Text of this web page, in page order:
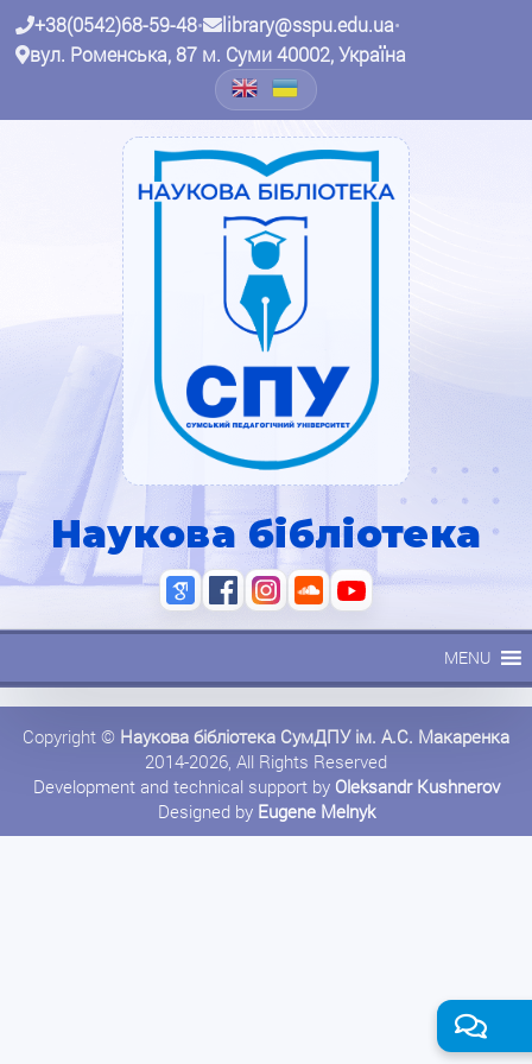
+38(0542)68-59-48• library@sspu.edu.ua•
вул. Роменська, 87 м. Суми 40002, Україна
Наукова бібліотека
MENU
Copyright © Наукова бібліотека СумДПУ ім. А.С. Макаренка
2014-2026, All Rights Reserved
Development and technical support by Oleksandr Kushnerov
Designed by Eugene Melnyk